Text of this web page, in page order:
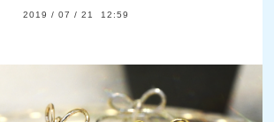
2019 / 07 / 21 12:59